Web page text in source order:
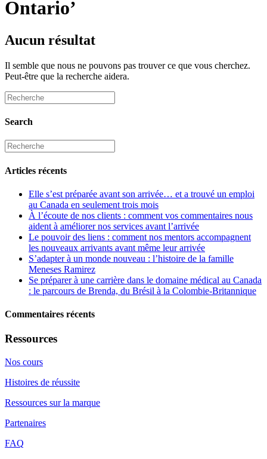
Ontario’
Aucun résultat
Il semble que nous ne pouvons pas trouver ce que vous cherchez.
Peut-être que la recherche aidera.
Search
Articles récents
Elle s’est préparée avant son arrivée… et a trouvé un emploi
au Canada en seulement trois mois
À l’écoute de nos clients : comment vos commentaires nous
aident à améliorer nos services avant l’arrivée
Le pouvoir des liens : comment nos mentors accompagnent
les nouveaux arrivants avant même leur arrivée
S’adapter à un monde nouveau : l’histoire de la famille
Meneses Ramirez
Se préparer à une carrière dans le domaine médical au Canada
: le parcours de Brenda, du Brésil à la Colombie-Britannique
Commentaires récents
Ressources
Nos cours
Histoires de réussite
Ressources sur la marque
Partenaires
FAQ